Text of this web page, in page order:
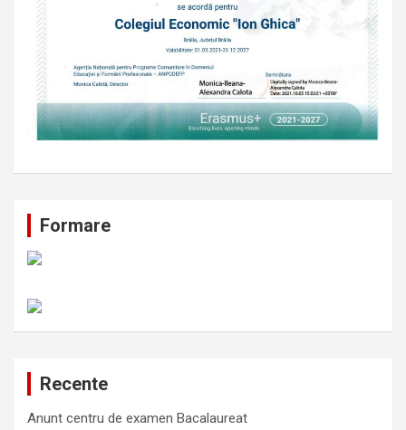
Formare
Recente
Anunt centru de examen Bacalaureat